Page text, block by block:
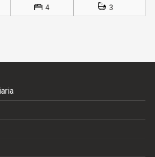
4 3